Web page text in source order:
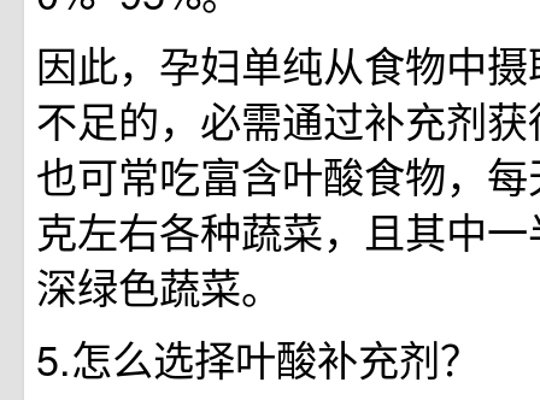
因此，孕妇单纯从食物中
不足的，必需通过补充剂
也可常吃富含叶酸食物，
克左右各种蔬菜，且其中
深绿色蔬菜。
5.怎么选择叶酸补充剂？